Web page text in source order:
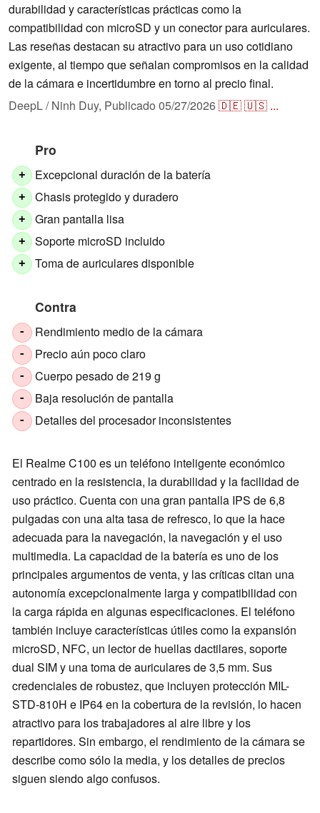
durabilidad y características prácticas como la
compatibilidad con microSD y un conector para auriculares.
Las reseñas destacan su atractivo para un uso cotidiano
exigente, al tiempo que señalan compromisos en la calidad
de la cámara e incertidumbre en torno al precio final.
DeepL / Ninh Duy, Publicado 05/27/2026🇩🇪🇺🇸 ...
Pro
+ Excepcional duración de la batería
+ Chasis protegido y duradero
+ Gran pantalla lisa
+ Soporte microSD incluido
+ Toma de auriculares disponible
Contra
- Rendimiento medio de la cámara
- Precio aún poco claro
- Cuerpo pesado de 219 g
- Baja resolución de pantalla
- Detalles del procesador inconsistentes
El Realme C100 es un teléfono inteligente económico
centrado en la resistencia, la durabilidad y la facilidad de
uso práctico. Cuenta con una gran pantalla IPS de 6,8
pulgadas con una alta tasa de refresco, lo que la hace
adecuada para la navegación, la navegación y el uso
multimedia. La capacidad de la batería es uno de los
principales argumentos de venta, y las críticas citan una
autonomía excepcionalmente larga y compatibilidad con
la carga rápida en algunas especificaciones. El teléfono
también incluye características útiles como la expansión
microSD, NFC, un lector de huellas dactilares, soporte
dual SIM y una toma de auriculares de 3,5 mm. Sus
credenciales de robustez, que incluyen protección MIL-
STD-810H e IP64 en la cobertura de la revisión, lo hacen
atractivo para los trabajadores al aire libre y los
repartidores. Sin embargo, el rendimiento de la cámara se
describe como sólo la media, y los detalles de precios
siguen siendo algo confusos.